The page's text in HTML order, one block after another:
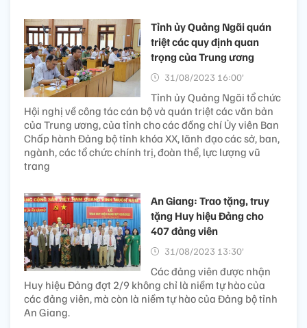
Tỉnh ủy Quảng Ngãi quán
triệt các quy định quan
trọng của Trung ương
31/08/2023 16:00’
Tỉnh ủy Quảng Ngãi tổ chức
Hội nghị về công tác cán bộ và quán triệt các văn bản
của Trung ương, của tỉnh cho các đồng chí Ủy viên Ban
Chấp hành Đảng bộ tỉnh khóa XX, lãnh đạo các sở, ban,
ngành, các tổ chức chính trị, đoàn thể, lực lượng vũ
trang
An Giang: Trao tặng, truy
tặng Huy hiệu Đảng cho
407 đảng viên
31/08/2023 13:30’
Các đảng viên được nhận
Huy hiệu Đảng đợt 2/9 không chỉ là niềm tự hào của
các đảng viên, mà còn là niềm tự hào của Đảng bộ tỉnh
An Giang.